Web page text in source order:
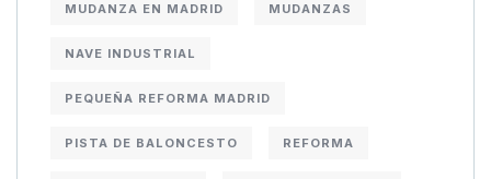
MUDANZA EN MADRID MUDANZAS
NAVE INDUSTRIAL
PEQUEÑA REFORMA MADRID
PISTA DE BALONCESTO REFORMA